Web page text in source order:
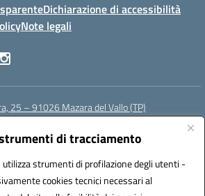
di tracciamento
strumenti di profilazione degli utenti -
cookies tecnici necessari al
Dichiarazione di accessibilità
Note legali
25 – 91026 Mazara del Vallo (TP)
(PEC):tpic843007@pec.istruzione.it
Amministrazioni (IPA): icggp